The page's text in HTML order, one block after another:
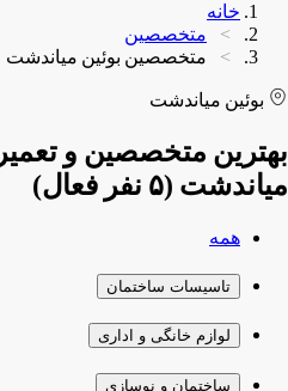
خانه
متخصصین
متخصصین بوئین میاندشت
بوئین میاندشت
بهترین متخصصین و
میاندشت (۵ نفر فعال)
همه
تاسیسات ساختمان
لوازم خانگی و اداری
ساختمان و نوسازی